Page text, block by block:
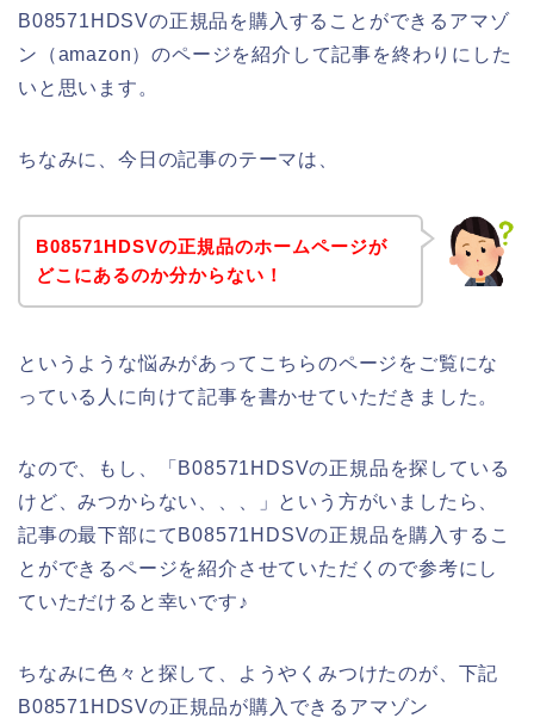
B08571HDSVの正規品を購入することができるアマゾ
ン（amazon）のページを紹介して記事を終わりにした
いと思います。
ちなみに、今日の記事のテーマは、
B08571HDSVの正規品のホームページが
どこにあるのか分からない！
というような悩みがあってこちらのページをご覧にな
っている人に向けて記事を書かせていただきました。
なので、もし、「B08571HDSVの正規品を探している
けど、みつからない、、、」という方がいましたら、
記事の最下部にてB08571HDSVの正規品を購入するこ
とができるページを紹介させていただくので参考にし
ていただけると幸いです♪
ちなみに色々と探して、ようやくみつけたのが、下記
B08571HDSVの正規品が購入できるアマゾン